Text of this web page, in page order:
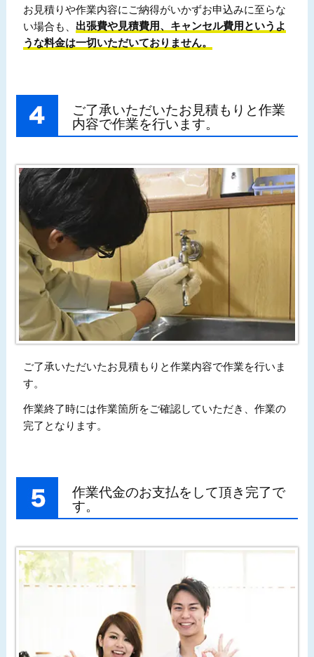
お見積りや作業内容にご納得がいかずお申込みに至らな
い場合も、 出張費や見積費用、キャンセル費用というよ
うな料金は一切いただいておりません。
ご了承いただいたお見積もりと作業
内容で作業を行います。
ご了承いただいたお見積もりと作業内容で作業を行いま
す。
作業終了時には作業箇所をご確認していただき、作業の
完了となります。
作業代金のお支払をして頂き完了で
す。